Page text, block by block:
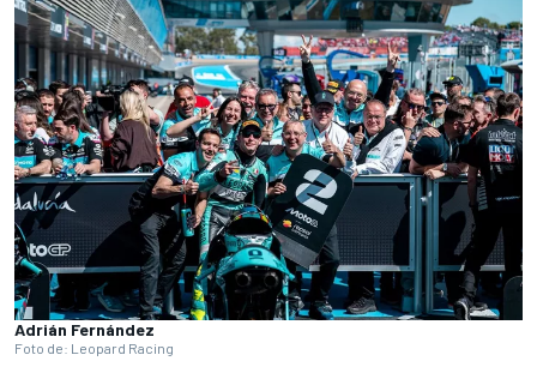
Adrián Fernández
Foto de: Leopard Racing